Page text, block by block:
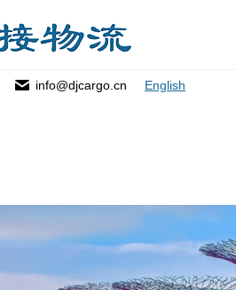
info@djcargo.cn English